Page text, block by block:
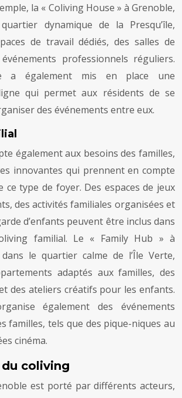
la « Coliving House » à Grenoble,
dynamique de la Presqu’île,
de travail dédiés, des salles de
professionnels réguliers.
a également mis en place une
qui permet aux résidents de se
des événements entre eux.
également aux besoins des familles,
innovantes qui prennent en compte
ce type de foyer. Des espaces de jeux
des activités familiales organisées et
d’enfants peuvent être inclus dans
familial. Le « Family Hub » à
le quartier calme de l’Île Verte,
adaptés aux familles, des
des ateliers créatifs pour les enfants.
également des événements
familles, tels que des pique-niques au
cinéma.
coliving
est porté par différents acteurs,